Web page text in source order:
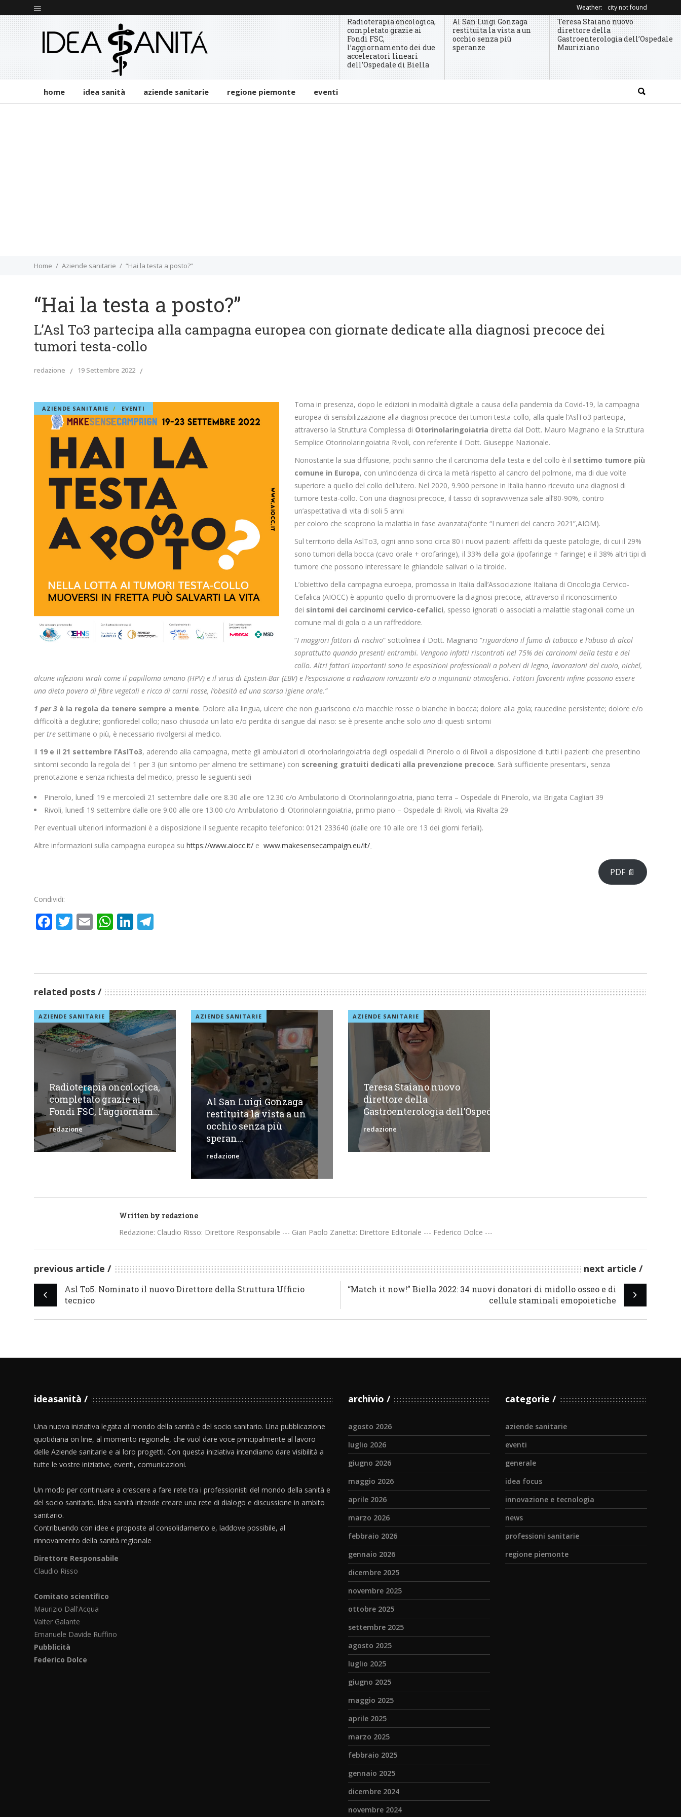
Weather: city not found
Radioterapia oncologica,
completato grazie ai
Fondi FSC,
l’aggiornamento dei due
acceleratori lineari
dell’Ospedale di Biella
Al San Luigi Gonzaga
restituita la vista a un
occhio senza più
speranze
Teresa Staiano nuovo
direttore della
Gastroenterologia dell’Ospedale
Mauriziano
home idea sanità aziende sanitarie regione piemonte eventi
Home Aziende sanitarie “Hai la testa a posto?”
“Hai la testa a posto?”
L’Asl To3 partecipa alla campagna europea con giornate dedicate alla diagnosi precoce dei
tumori testa-collo
redazione 19 Settembre 2022
AZIENDE SANITARIE EVENTI
Torna in presenza, dopo le edizioni in modalità digitale a causa della pandemia da Covid-19, la campagna
europea di sensibilizzazione alla diagnosi precoce dei tumori testa-collo, alla quale l’AslTo3 partecipa,
attraverso la Struttura Complessa di Otorinolaringoiatria diretta dal Dott. Mauro Magnano e la Struttura
Semplice Otorinolaringoiatria Rivoli, con referente il Dott. Giuseppe Nazionale.
Nonostante la sua diffusione, pochi sanno che il carcinoma della testa e del collo è il settimo tumore più
comune in Europa, con un’incidenza di circa la metà rispetto al cancro del polmone, ma di due volte
superiore a quello del collo dell’utero. Nel 2020, 9.900 persone in Italia hanno ricevuto una diagnosi di
tumore testa-collo. Con una diagnosi precoce, il tasso di sopravvivenza sale all’80-90%, contro
un’aspettativa di vita di soli 5 anni
per coloro che scoprono la malattia in fase avanzata(fonte “I numeri del cancro 2021”,AIOM).
Sul territorio della AslTo3, ogni anno sono circa 80 i nuovi pazienti affetti da queste patologie, di cui il 29%
sono tumori della bocca (cavo orale + orofaringe), il 33% della gola (ipofaringe + faringe) e il 38% altri tipi di
tumore che possono interessare le ghiandole salivari o la tiroide.
L’obiettivo della campagna euroepa, promossa in Italia dall’Associazione Italiana di Oncologia Cervico-
Cefalica (AIOCC) è appunto quello di promuovere la diagnosi precoce, attraverso il riconoscimento
dei sintomi dei carcinomi cervico-cefalici, spesso ignorati o associati a malattie stagionali come un
comune mal di gola o a un raffreddore.
“I maggiori fattori di rischio” sottolinea il Dott. Magnano “riguardano il fumo di tabacco e l’abuso di alcol
soprattutto quando presenti entrambi. Vengono infatti riscontrati nel 75% dei carcinomi della testa e del
collo. Altri fattori importanti sono le esposizioni professionali a polveri di legno, lavorazioni del cuoio, nichel,
alcune infezioni virali come il papilloma umano (HPV) e il virus di Epstein-Bar (EBV) e l’esposizione a radiazioni ionizzanti e/o a inquinanti atmosferici. Fattori favorenti infine possono essere
una dieta povera di fibre vegetali e ricca di carni rosse, l’obesità ed una scarsa igiene orale.”
1 per 3 è la regola da tenere sempre a mente. Dolore alla lingua, ulcere che non guariscono e/o macchie rosse o bianche in bocca; dolore alla gola; raucedine persistente; dolore e/o
difficoltà a deglutire; gonfioredel collo; naso chiusoda un lato e/o perdita di sangue dal naso: se è presente anche solo uno di questi sintomi
pertre settimane o più, è necessario rivolgersi al medico.
Il 19 e il 21 settembre l’AslTo3, aderendo alla campagna, mette gli ambulatori di otorinolaringoiatria degli ospedali di Pinerolo o di Rivoli a disposizione di tutti i pazienti che presentino
sintomi secondo la regola del 1 per 3 (un sintomo per almeno tre settimane) con screening gratuiti dedicati alla prevenzione precoce. Sarà sufficiente presentarsi, senza
prenotazione e senza richiesta del medico, presso le seguenti sedi
Pinerolo, lunedì 19 e mercoledì 21 settembre dalle ore 8.30 alle ore 12.30 c/o Ambulatorio di Otorinolaringoiatria, piano terra – Ospedale di Pinerolo, via Brigata Cagliari 39
Rivoli, lunedì 19 settembre dalle ore 9.00 alle ore 13.00 c/o Ambulatorio di Otorinolaringoiatria, primo piano – Ospedale di Rivoli, via Rivalta 29
Per eventuali ulteriori informazioni è a disposizione il seguente recapito telefonico: 0121 233640 (dalle ore 10 alle ore 13 dei giorni feriali).
Altre informazioni sulla campagna europea suhttps://www.aiocc.it/ ewww.makesensecampaign.eu/it/
PDF 📄
Condividi:
Facebook
Twitter
EmailWhatsApp
LinkedIn
related posts
AZIENDE SANITARIE
Radioterapia oncologica,
completato grazie ai
Fondi FSC, l’aggiornam...
redazione
AZIENDE SANITARIE
Al San Luigi Gonzaga
restituita la vista a un
occhio senza più
speran...
redazione
AZIENDE SANITARIE
Teresa Staiano nuovo
direttore della
Gastroenterologia dell’Ospedal...
redazione
redazione
Written by redazione
Redazione: Claudio Risso: Direttore Responsabile --- Gian Paolo Zanetta: Direttore Editoriale --- Federico Dolce ---
previous article next article
Asl To5. Nominato il nuovo Direttore della Struttura Ufficio
tecnico
“Match it now!” Biella 2022: 34 nuovi donatori di midollo osseo e di
cellule staminali emopoietiche
ideasanità
Una nuova iniziativa legata al mondo della sanità e del socio sanitario. Una pubblicazione
quotidiana on line, al momento regionale, che vuol dare voce principalmente al lavoro
delle Aziende sanitarie e ai loro progetti. Con questa iniziativa intendiamo dare visibilità a
tutte le vostre iniziative, eventi, comunicazioni.
Un modo per continuare a crescere a fare rete tra i professionisti del mondo della sanità e
del socio sanitario. Idea sanità intende creare una rete di dialogo e discussione in ambito
sanitario.
Contribuendo con idee e proposte al consolidamento e, laddove possibile, al
rinnovamento della sanità regionale
Direttore Responsabile
Claudio Risso
Comitato scientifico
Maurizio Dall'Acqua
Valter Galante
Emanuele Davide Ruffino
Pubblicità
Federico Dolce
archivio
agosto 2026
luglio 2026
giugno 2026
maggio 2026
aprile 2026
marzo 2026
febbraio 2026
gennaio 2026
dicembre 2025
novembre 2025
ottobre 2025
settembre 2025
agosto 2025
luglio 2025
giugno 2025
maggio 2025
aprile 2025
marzo 2025
febbraio 2025
gennaio 2025
dicembre 2024
novembre 2024
categorie
aziende sanitarie
eventi
generale
idea focus
innovazione e tecnologia
news
professioni sanitarie
regione piemonte